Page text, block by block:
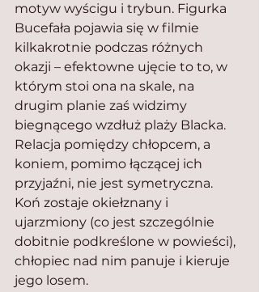
motyw wyścigu i trybun. Figurka
Bucefała pojawia się w filmie
kilkakrotnie podczas różnych
okazji – efektowne ujęcie to to, w
którym stoi ona na skale, na
drugim planie zaś widzimy
biegnącego wzdłuż plaży Blacka.
Relacja pomiędzy chłopcem, a
koniem, pomimo łączącej ich
przyjaźni, nie jest symetryczna.
Koń zostaje okiełznany i
ujarzmiony (co jest szczególnie
dobitnie podkreślone w powieści),
chłopiec nad nim panuje i kieruje
jego losem.